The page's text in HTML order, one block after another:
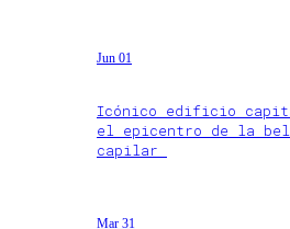
Jun 01
Icónico edificio
el epicentro de la
capilar
Mar 31